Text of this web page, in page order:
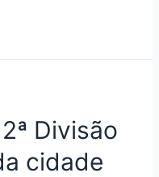
Divisão
cidade